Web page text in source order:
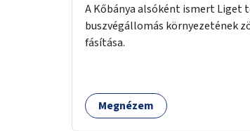
A Kőbánya alsóként ismert Liget
buszvégállomás környezetének
fásítása.
Megnézem